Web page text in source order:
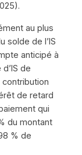
au plus
solde de l’IS
anticipé à
de
contribution
de retard
qui
du montant
% de